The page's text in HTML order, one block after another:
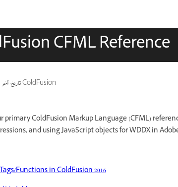
CFML Reference
تاريخينطبق أيضًا على ColdFusion
primary ColdFusion Markup Language (CFML)
and using JavaScript objects for WDDX in
Functions in ColdFusion 2016